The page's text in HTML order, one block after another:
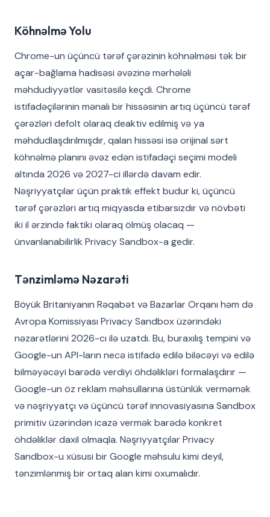
Köhnəlmə Yolu
Chrome-un üçüncü tərəf çərəzinin köhnəlməsi tək bir
açar-bağlama hadisəsi əvəzinə mərhələli
məhdudiyyətlər vasitəsilə keçdi. Chrome
istifadəçilərinin mənalı bir hissəsinin artıq üçüncü tərəf
çərəzləri defolt olaraq deaktiv edilmiş və ya
məhdudlaşdırılmışdır, qalan hissəsi isə orijinal sərt
köhnəlmə planını əvəz edən istifadəçi seçimi modeli
altında 2026 və 2027-ci illərdə davam edir.
Nəşriyyatçılar üçün praktik effekt budur ki, üçüncü
tərəf çərəzləri artıq miqyasda etibarsızdır və növbəti
iki il ərzində faktiki olaraq ölmüş olacaq —
ünvanlanabilirlik Privacy Sandbox-a gedir.
Tənzimləmə Nəzarəti
Böyük Britaniyanın Rəqabət və Bazarlar Orqanı həm də
Avropa Komissiyası Privacy Sandbox üzərindəki
nəzarətlərini 2026-cı ilə uzatdı. Bu, buraxılış tempini və
Google-un API-ların necə istifadə edilə biləcəyi və edilə
bilməyəcəyi barədə verdiyi öhdəlikləri formalaşdırır —
Google-un öz reklam məhsullarına üstünlük verməmək
və nəşriyyatçı və üçüncü tərəf innovasiyasına Sandbox
primitiv üzərindən icazə vermək barədə konkret
öhdəliklər daxil olmaqla. Nəşriyyatçılar Privacy
Sandbox-u xüsusi bir Google məhsulu kimi deyil,
tənzimlənmiş bir ortaq alan kimi oxumalıdır.